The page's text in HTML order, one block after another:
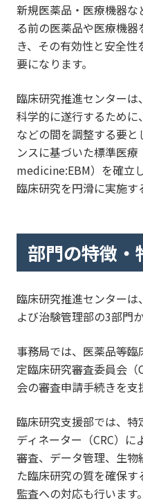
新規医薬品・医療機器
る前の医薬品や医療機
き、その有効性と安全
要になります。
臨床研究推進センター
科学的に遂行するため
などの間を調整する要
ンスに基づいた標準医
medicine:EBM）を確立
臨床研究を円滑に実施す
部門の特徴・
臨床研究推進センター
よび治験管理部の3部門
事務局では、医薬品等
定臨床研究審査委員会（
会の審査申請手続きを支
臨床研究支援部では、特
ディネーター（CRC）
審査、データ管理、生
た臨床研究の質を確保
監査への対応も行います。